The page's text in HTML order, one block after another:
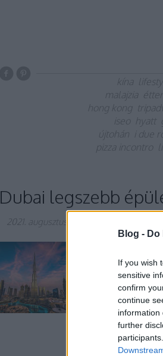
Blog -
If you wish
sensitive
confirm
continue
information
further
kína
malajzia
hong kong
iseo
hyatt
újtohán
i due
pizza incontro
Dubai legszebb
2021. augusztus 09.
ezek után pedig
melyben a világ
szemügyre.
ahol a mesés…